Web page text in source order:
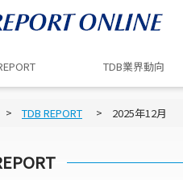
TDB業界動向
TDB REPORT 2025年12月